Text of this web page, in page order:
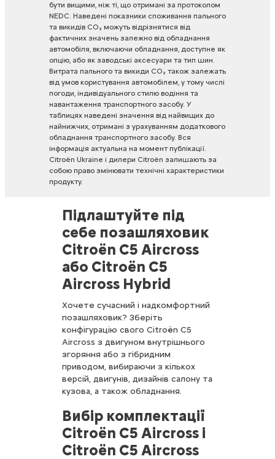
бути вищими, ніж ті, що отримані за протоколом
NEDC. Наведені показники споживання пального
та викидів CO₂ можуть відрізнятися від
фактичних значень залежно від обладнання
автомобіля, включаючи обладнання, доступне як
опцію, або як заводські аксесуари та тип шин.
Витрата пального та викиди CO₂ також залежать
від умов користування автомобілем, у тому числі
погоди, індивідуального стилю водіння та
навантаження транспортного засобу. У
таблицях наведені значення від найвищих до
найнижчих, отримані з урахуванням додаткового
обладнання транспортного засобу. Вся
інформація актуальна на момент публікації.
Citroën Ukraine і дилери Citroën залишають за
собою право змінювати технічні характеристики
продукту.
Підлаштуйте під
себе позашляховик
Citroën C5 Aircross
або Citroën C5
Aircross Hybrid
Хочете сучасний і надкомфортний
позашляховик? Зберіть
конфігурацію свого Citroën C5
Aircross з двигуном внутрішнього
згоряння або з гібридним
приводом, вибираючи з кількох
версій, двигунів, дизайнів салону та
кузова, а також обладнання.
Вибір комплектації
Citroën C5 Aircross і
Citroën C5 Aircross